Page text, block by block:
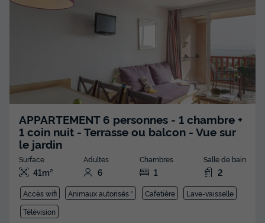
APPARTEMENT 6 personnes - 1 chambre +
1 coin nuit - Terrasse ou balcon - Vue sur
le jardin
Surface
41m²
Adultes
6
Chambres
1
Salle de bain
2
Accès wifi Animaux autorisés * Cafetière
Lave-vaisselle
Télévision